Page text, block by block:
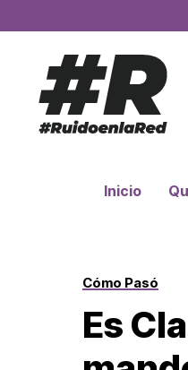
Inicio
Cómo Pasó
Es